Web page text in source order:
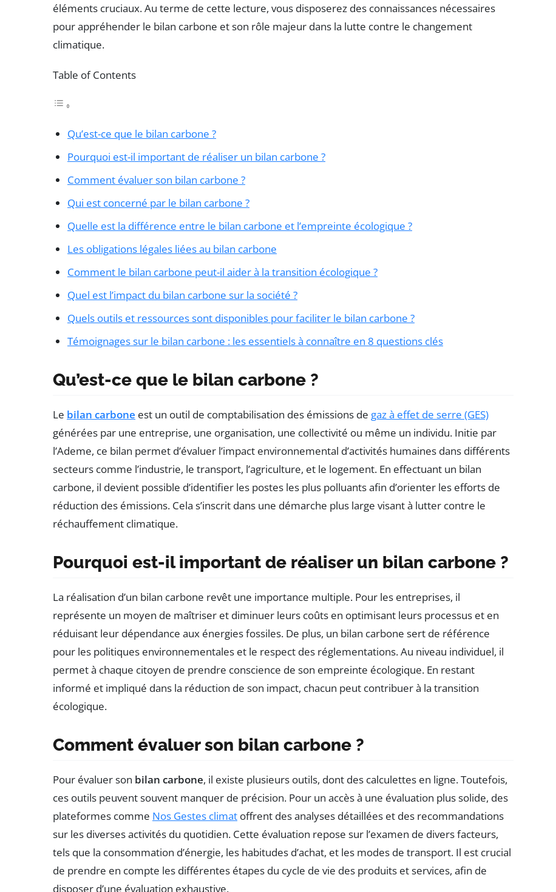
éléments cruciaux. Au terme de cette lecture, vous disposerez des connaissances nécessaires
pour appréhender le bilan carbone et son rôle majeur dans la lutte contre le changement
climatique.
Table of Contents
Qu’est-ce que le bilan carbone ?
Pourquoi est-il important de réaliser un bilan carbone ?
Comment évaluer son bilan carbone ?
Qui est concerné par le bilan carbone ?
Quelle est la différence entre le bilan carbone et l’empreinte écologique ?
Les obligations légales liées au bilan carbone
Comment le bilan carbone peut-il aider à la transition écologique ?
Quel est l’impact du bilan carbone sur la société ?
Quels outils et ressources sont disponibles pour faciliter le bilan carbone ?
Témoignages sur le bilan carbone : les essentiels à connaître en 8 questions clés
Qu’est-ce que le bilan carbone ?
Le bilan carbone est un outil de comptabilisation des émissions de gaz à effet de serre (GES)
générées par une entreprise, une organisation, une collectivité ou même un individu. Initie par
l’Ademe, ce bilan permet d’évaluer l’impact environnemental d’activités humaines dans différents
secteurs comme l’industrie, le transport, l’agriculture, et le logement. En effectuant un bilan
carbone, il devient possible d’identifier les postes les plus polluants afin d’orienter les efforts de
réduction des émissions. Cela s’inscrit dans une démarche plus large visant à lutter contre le
réchauffement climatique.
Pourquoi est-il important de réaliser un bilan carbone ?
La réalisation d’un bilan carbone revêt une importance multiple. Pour les entreprises, il
représente un moyen de maîtriser et diminuer leurs coûts en optimisant leurs processus et en
réduisant leur dépendance aux énergies fossiles. De plus, un bilan carbone sert de référence
pour les politiques environnementales et le respect des réglementations. Au niveau individuel, il
permet à chaque citoyen de prendre conscience de son empreinte écologique. En restant
informé et impliqué dans la réduction de son impact, chacun peut contribuer à la transition
écologique.
Comment évaluer son bilan carbone ?
Pour évaluer son bilan carbone, il existe plusieurs outils, dont des calculettes en ligne. Toutefois,
ces outils peuvent souvent manquer de précision. Pour un accès à une évaluation plus solide, des
plateformes comme Nos Gestes climat offrent des analyses détaillées et des recommandations
sur les diverses activités du quotidien. Cette évaluation repose sur l’examen de divers facteurs,
tels que la consommation d’énergie, les habitudes d’achat, et les modes de transport. Il est crucial
de prendre en compte les différentes étapes du cycle de vie des produits et services, afin de
disposer d’une évaluation exhaustive.